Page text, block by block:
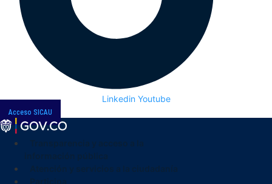
Linkedin Youtube
Acceso SICAU